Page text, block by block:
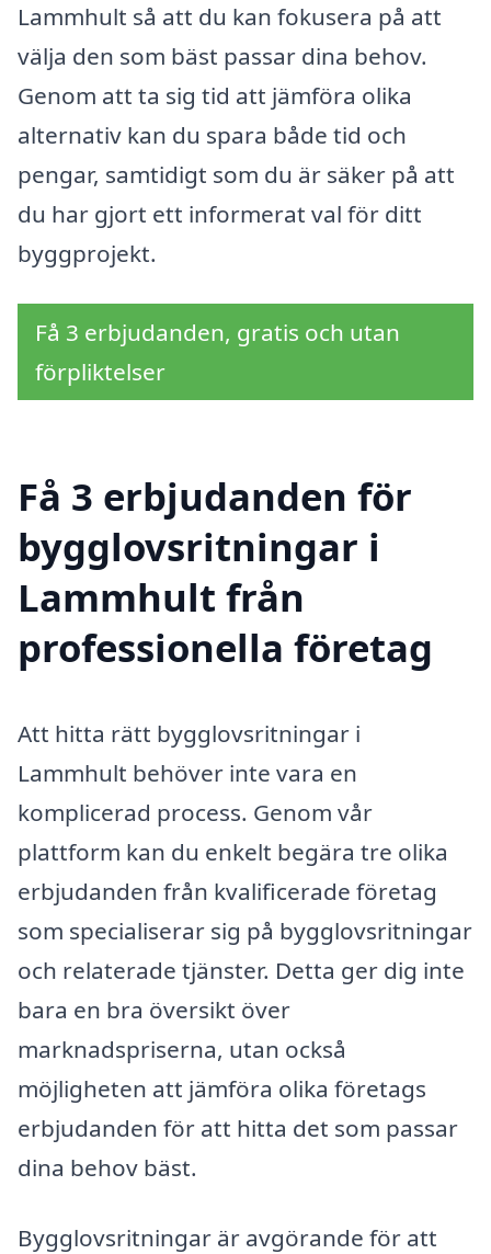
Lammhult så att du kan fokusera på att
välja den som bäst passar dina behov.
Genom att ta sig tid att jämföra olika
alternativ kan du spara både tid och
pengar, samtidigt som du är säker på att
du har gjort ett informerat val för ditt
byggprojekt.
Få 3 erbjudanden, gratis och utan
förpliktelser
Få 3 erbjudanden för
bygglovsritningar i
Lammhult från
professionella företag
Att hitta rätt bygglovsritningar i
Lammhult behöver inte vara en
komplicerad process. Genom vår
plattform kan du enkelt begära tre olika
erbjudanden från kvalificerade företag
som specialiserar sig på bygglovsritningar
och relaterade tjänster. Detta ger dig inte
bara en bra översikt över
marknadspriserna, utan också
möjligheten att jämföra olika företags
erbjudanden för att hitta det som passar
dina behov bäst.
Bygglovsritningar är avgörande för att